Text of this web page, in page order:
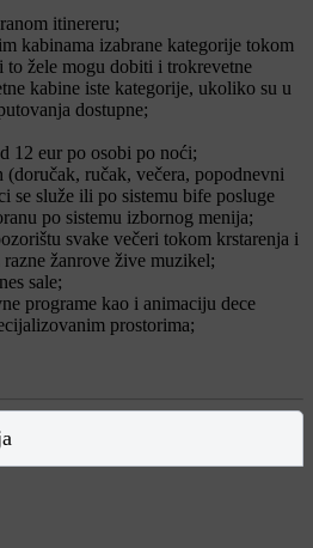
itinereru;
kabinama izabrane kategorije tokom
to žele mogu dobiti i trokrevetne
kabine iste kategorije, ukoliko su u
dostupne;
12 eur po osobi po noći;
(doručak, ručak, večera, popodnevni
se služe ili po sistemu bife posluge
po sistemu izbornog menija;
svake večeri tokom krstarenja i
žanrove žive muzikel;
sale;
programe kao i animaciju dece
prostorima;